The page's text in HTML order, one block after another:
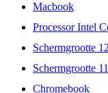
Macbook
Processor Intel
Schermgrootte
Schermgrootte
Chromebook